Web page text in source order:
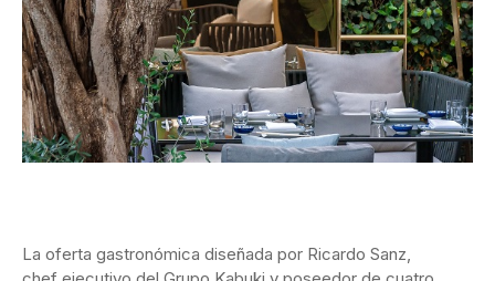
La oferta gastronómica diseñada por Ricardo Sanz,